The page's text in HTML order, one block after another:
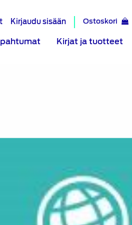
Kirjaudu sisään Ostoskori
Kirjat ja tuotteet